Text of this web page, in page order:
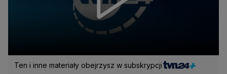
Ten i inne materiały obejrzysz w subskrypcji